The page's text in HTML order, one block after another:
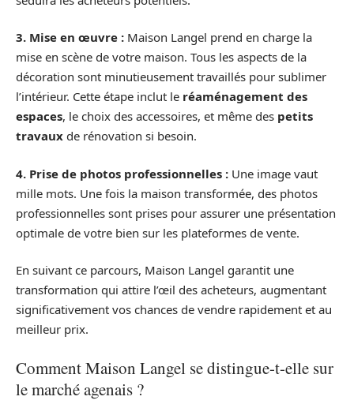
3. Mise en œuvre : Maison Langel prend en charge la
mise en scène de votre maison. Tous les aspects de la
décoration sont minutieusement travaillés pour sublimer
l’intérieur. Cette étape inclut le réaménagement des
espaces, le choix des accessoires, et même des petits
travaux de rénovation si besoin.
4. Prise de photos professionnelles : Une image vaut
mille mots. Une fois la maison transformée, des photos
professionnelles sont prises pour assurer une présentation
optimale de votre bien sur les plateformes de vente.
En suivant ce parcours, Maison Langel garantit une
transformation qui attire l’œil des acheteurs, augmentant
significativement vos chances de vendre rapidement et au
meilleur prix.
Comment Maison Langel se distingue-t-elle sur
le marché agenais ?